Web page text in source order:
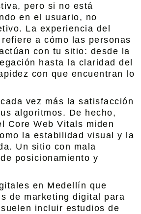
pero si no está
en el usuario, no
La experiencia del
a cómo las personas
con tu sitio: desde la
hasta la claridad del
con que encuentran lo
vez más la satisfacción
algoritmos. De hecho,
Core Web Vitals miden
la estabilidad visual y la
Un sitio con mala
posicionamiento y
en Medellín que
de marketing digital para
incluir estudios de